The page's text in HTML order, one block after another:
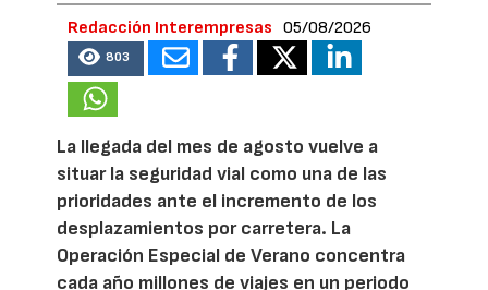
Redacción Interempresas 05/08/2026
803
La llegada del mes de agosto vuelve a
situar la seguridad vial como una de las
prioridades ante el incremento de los
desplazamientos por carretera. La
Operación Especial de Verano concentra
cada año millones de viajes en un periodo